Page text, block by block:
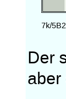
Der
aber